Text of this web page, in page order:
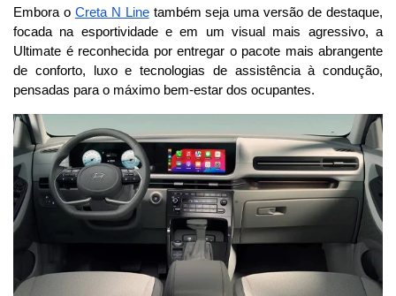
Embora o Creta N Line também seja uma versão de destaque,
focada na esportividade e em um visual mais agressivo, a
Ultimate é reconhecida por entregar o pacote mais abrangente
de conforto, luxo e tecnologias de assistência à condução,
pensadas para o máximo bem-estar dos ocupantes.